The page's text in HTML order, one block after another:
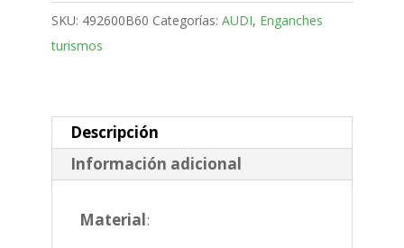
Bola
desmontable
2007-
2015
SKU: 492600B60 Categorías: AUDI, Enganches
turismos
Descripción
Información adicional
Material: